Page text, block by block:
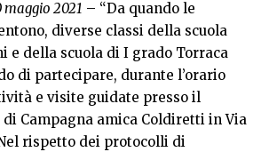
2021 – “Da quando le
diverse classi della scuola
e della scuola di I grado Torraca
di partecipare, durante l’orario
e visite guidate presso il
Campagna amica Coldiretti in Via
rispetto dei protocolli di